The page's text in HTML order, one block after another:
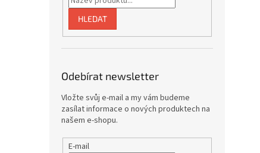
HLEDAT
Odebírat newsletter
Vložte svůj e-mail a my vám budeme
zasílat informace o nových produktech na
našem e-shopu.
E-mail